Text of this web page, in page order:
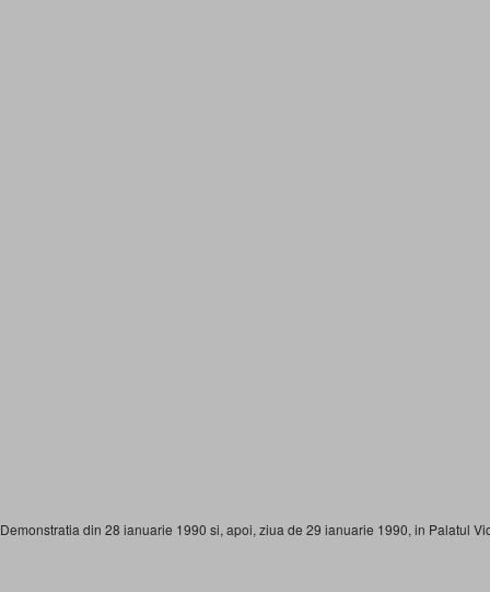
Demonstratia din 28 ianuarie 1990 si, apoi, ziua de 29 ianuarie 1990, in Palatul